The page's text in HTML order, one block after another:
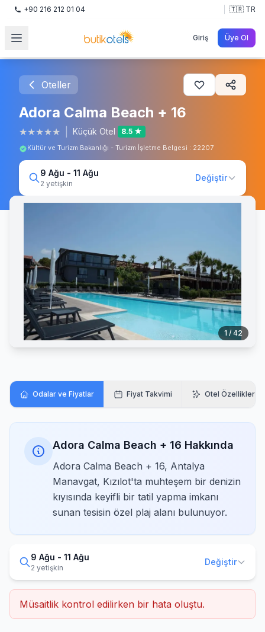
+90 216 212 01 04 🇹🇷 TR
Giriş Üye Ol
Oteller
Adora Calma Beach + 16
★★★★★ Küçük Otel 8.5 ★
Kültür ve Turizm Bakanlığı - Turizm İşletme Belgesi : 22207
9 Ağu - 11 Ağu
2 yetişkin
Değiştir
1 / 42
Odalar ve Fiyatlar Fiyat Takvimi Otel Özellikleri
Adora Calma Beach + 16 Hakkında
Adora Calma Beach + 16, Antalya
Manavgat, Kızılot'ta muhteşem bir denizin
kıyısında keyifli bir tatil yapma imkanı
sunan tesisin özel plaj alanı bulunuyor.
9 Ağu - 11 Ağu
2 yetişkin
Değiştir
Müsaitlik kontrol edilirken bir hata oluştu.